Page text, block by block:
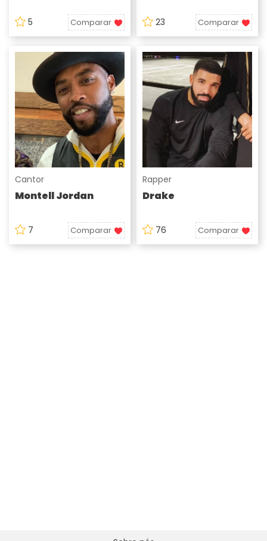
5 Comparar 23 Comparar
Cantor
Montell Jordan
7 Comparar
Rapper
Drake
76 Comparar